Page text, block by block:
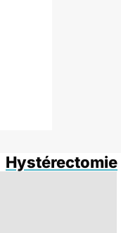
Hystérectomie